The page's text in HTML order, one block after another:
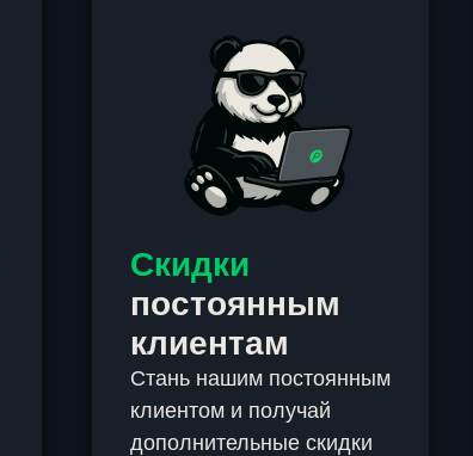
Скидки
постоянным
клиентам
Стань нашим постоянным
клиентом и получай
дополнительные скидки